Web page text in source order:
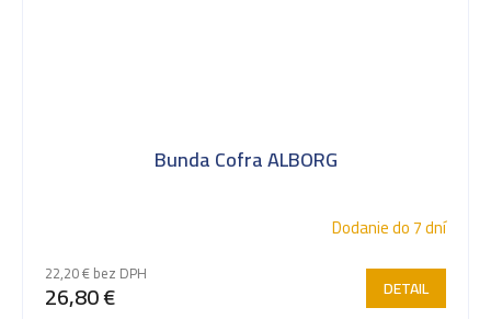
Bunda Cofra ALBORG
Dodanie do 7 dní
22,20 € bez DPH
26,80 € DETAIL